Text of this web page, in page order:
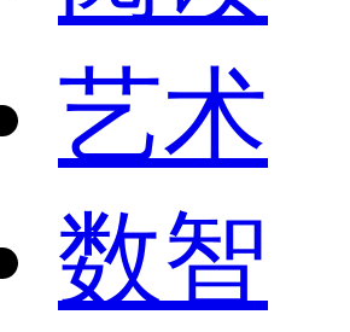
艺术
数智